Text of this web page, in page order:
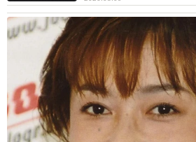
用米のアケボノや朝日で醸す蔵も多
米からして多様なのだ。水も吉井、
まれ、全体に軟水が多いものの、北
らミネラル豊富な中硬水も流れ出す。